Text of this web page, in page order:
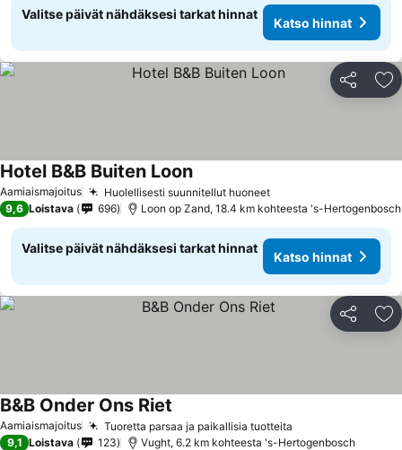
Valitse päivät nähdäksesi tarkat hinnat
Katso hinnat
Jaa
Aamiaismajoitus Huolellisesti suunnitellut huoneetKatso hinnat
Hotel B&B Buiten LoonKatso hinnat
9,6 Loistava 696 Loon op Zand, 18.4 km kohteesta 's-Hertogenbosch
Valitse päivät nähdäksesi tarkat hinnat
Katso hinnat
Jaa
Aamiaismajoitus Tuoretta parsaa ja paikallisia tuotteita
B&B Onder Ons Riet
9,1 Loistava 123 Vught, 6.2 km kohteesta 's-Hertogenbosch